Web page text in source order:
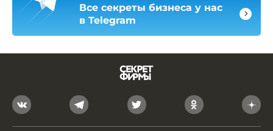
Все секреты бизнеса у нас
в Telegram